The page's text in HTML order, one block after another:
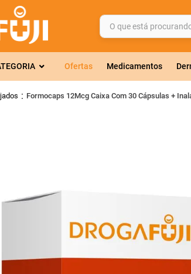
O que está
Ofertas Medicamentos
Formocaps 12Mcg Caixa Com 30 Cápsulas +
TERMOS MAIS BUSCADOS
2º
gelmax
7º
tadalafila
10º lola